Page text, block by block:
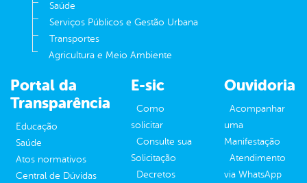
Saúde
Serviços Públicos e Gestão Urbana
Transportes
Agricultura e Meio Ambiente
Portal da
Transparência
Educação
Saúde
Atos normativos
Central de Dúvidas
E-sic
Como
solicitar
Consulte sua
Solicitação
Decretos
Ouvidoria
Acompanhar
uma
Manifestação
Atendimento
via WhatsApp